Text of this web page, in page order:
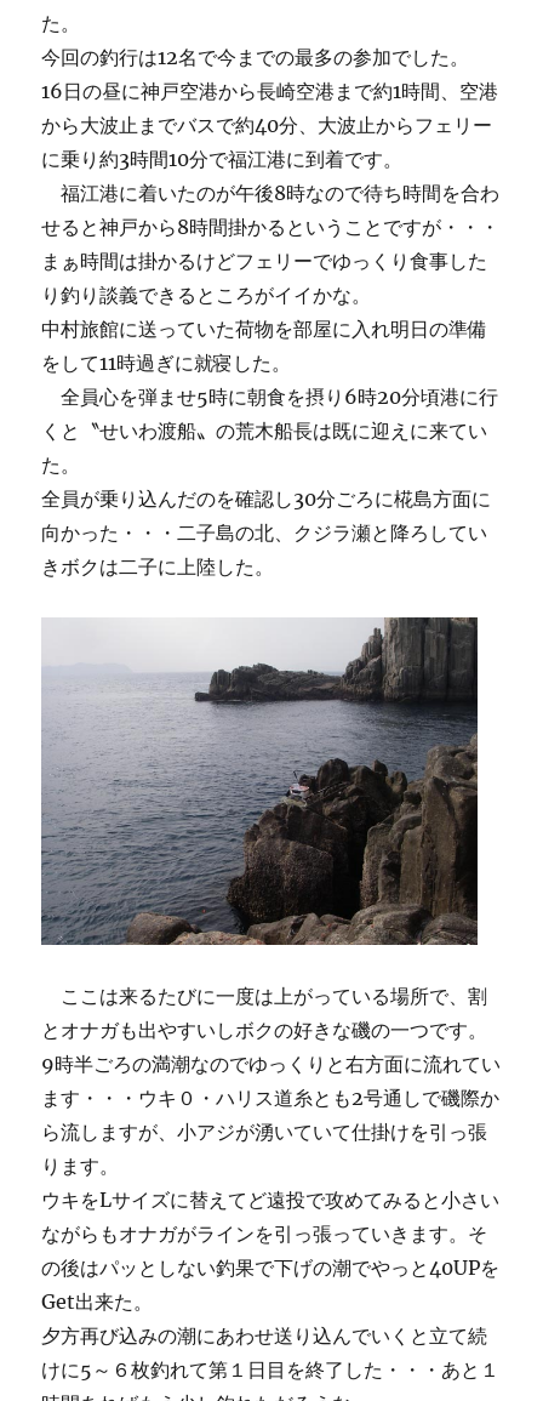
た。
今回の釣行は12名で今までの最多の参加でした。
16日の昼に神戸空港から長崎空港まで約1時間、空港
から大波止までバスで約40分、大波止からフェリー
に乗り約3時間10分で福江港に到着です。
福江港に着いたのが午後8時なので待ち時間を合わ
せると神戸から8時間掛かるということですが・・・
まぁ時間は掛かるけどフェリーでゆっくり食事した
り釣り談義できるところがイイかな。
中村旅館に送っていた荷物を部屋に入れ明日の準備
をして11時過ぎに就寝した。
全員心を弾ませ5時に朝食を摂り6時20分頃港に行
くと〝せいわ渡船〟の荒木船長は既に迎えに来てい
た。
全員が乗り込んだのを確認し30分ごろに椛島方面に
向かった・・・二子島の北、クジラ瀬と降ろしてい
きボクは二子に上陸した。
ここは来るたびに一度は上がっている場所で、割
とオナガも出やすいしボクの好きな磯の一つです。
9時半ごろの満潮なのでゆっくりと右方面に流れてい
ます・・・ウキ０・ハリス道糸とも2号通しで磯際か
ら流しますが、小アジが湧いていて仕掛けを引っ張
ります。
ウキをLサイズに替えてど遠投で攻めてみると小さい
ながらもオナガがラインを引っ張っていきます。そ
の後はパッとしない釣果で下げの潮でやっと40UPを
Get出来た。
夕方再び込みの潮にあわせ送り込んでいくと立て続
けに5～６枚釣れて第１日目を終了した・・・あと１